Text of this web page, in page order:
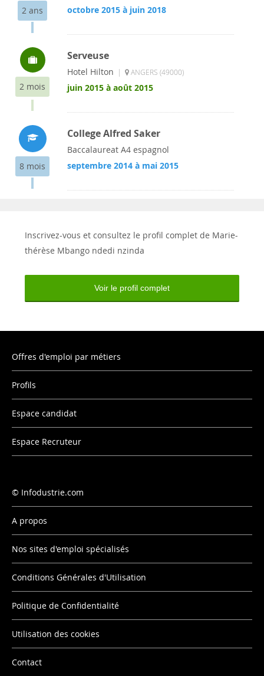
2 ans
octobre 2015 à juin 2018
2 mois
Serveuse
Hotel Hilton | ANGERS (49000)
juin 2015 à août 2015
8 mois
College Alfred Saker
Baccalaureat A4 espagnol
septembre 2014 à mai 2015
Inscrivez-vous et consultez le profil complet de Marie-
thérèse Mbango ndedi nzinda
Voir le profil complet
Offres d'emploi par métiers
Profils
Espace candidat
Espace Recruteur
Infodustrie.com
A propos
Nos sites d'emploi spécialisés
Conditions Générales d'Utilisation
Politique de Confidentialité
Utilisation des cookies
Contact